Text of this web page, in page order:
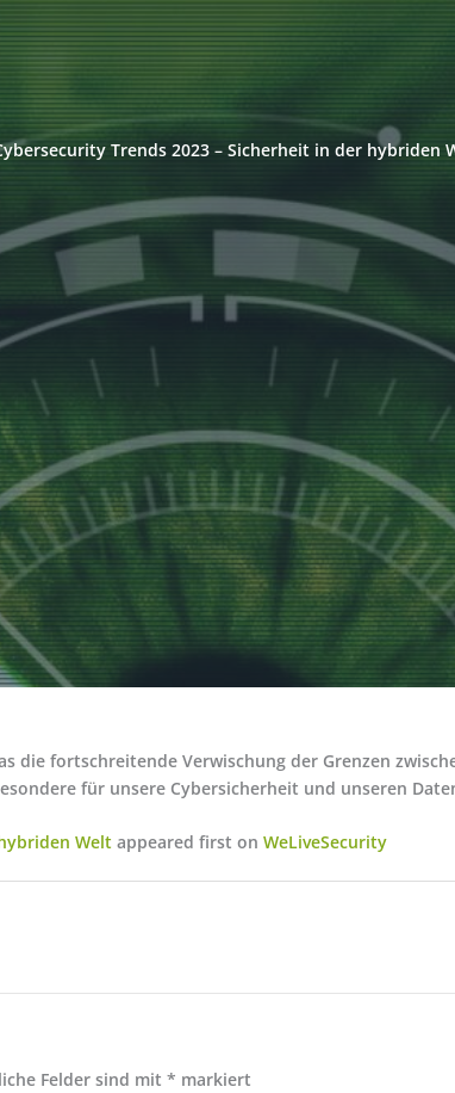
Trends 2023 – Sicherheit in der hybriden
die fortschreitende Verwischung der Grenzen
für unsere Cybersicherheit und unseren
Welt appeared first on WeLiveSecurity
Felder sind mit * markiert